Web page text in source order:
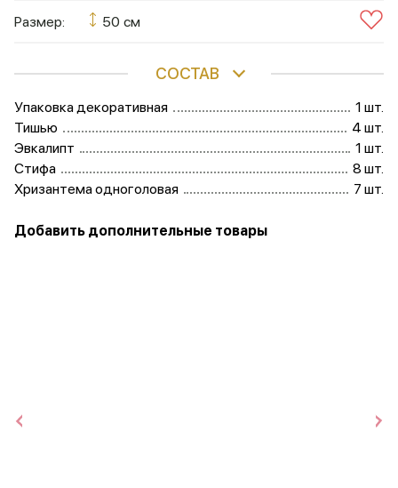
Размер:
50 см
СОСТАВ
Упаковка декоративная
1 шт.
Тишью
4 шт.
Эвкалипт
1 шт.
Стифа
8 шт.
Хризантема одноголовая
7 шт.
Добавить дополнительные товары